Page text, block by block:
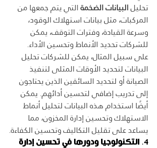
تحليل البيانات الضخمة التي يتم جمعها من
المركبات، مثل بيانات استهلاك الوقود،
وسرعة القيادة، وفترات التوقف، يمكن
للشركات تحديد الأنماط وتحسين الأداء.
على سبيل المثال، يمكن للشركات تحليل
البيانات لتحديد الأوقات المثلى لتنفيذ
الصيانة أو لتحديد السائقين الذين يحتاجون
إلى تدريب إضافي لتحسين أدائهم. يمكن
أيضًا استخدام هذه البيانات لتحليل أنماط
الاستهلاك وتحسين إدارة المخزون، مما
يساعد على تقليل التكاليف وتحسين الكفاءة.
4. التكنولوجيا ودورها في تحسين إدارة